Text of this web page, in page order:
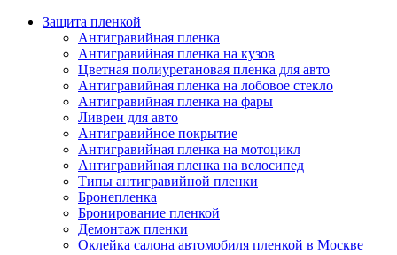
Защита пленкой
Антигравийная пленка
Антигравийная пленка на кузов
Цветная полиуретановая пленка для авто
Антигравийная пленка на лобовое стекло
Антигравийная пленка на фары
Ливреи для авто
Антигравийное покрытие
Антигравийная пленка на мотоцикл
Антигравийная пленка на велосипед
Типы антигравийной пленки
Бронепленка
Бронирование пленкой
Демонтаж пленки
Оклейка салона автомобиля пленкой в Москве